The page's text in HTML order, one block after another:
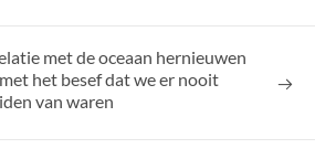
met de oceaan hernieuwen
het besef dat we er nooit
van waren